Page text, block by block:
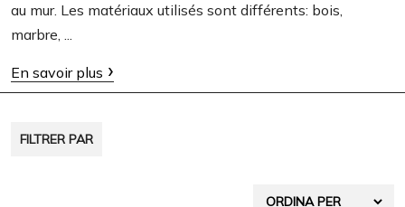
o
au mur. Les matériaux utilisés sont différents: bois,
marbre, ...
En savoir plus
FILTRER PAR